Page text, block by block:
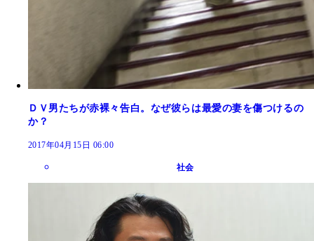
ＤＶ男たちが赤裸々告白。なぜ彼らは最愛の妻を傷つけるの
か？
2017年04月15日 06:00
社会